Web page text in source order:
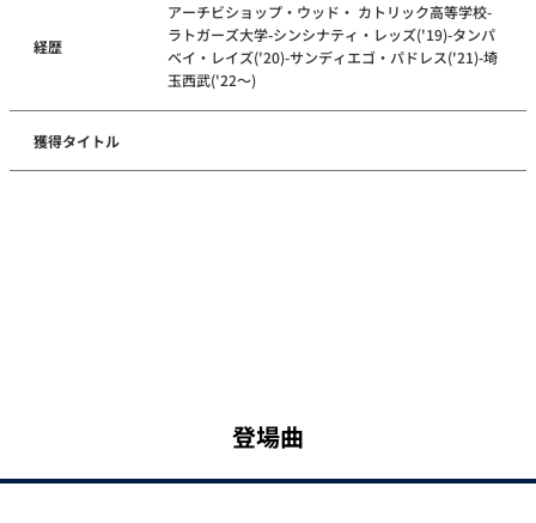
経歴
アーチビショップ・ウッド・ カトリック高等学校-
ラトガーズ大学-シンシナティ・レッズ('19)-タンパ
ベイ・レイズ('20)-サンディエゴ・パドレス('21)-埼
玉西武('22～)
獲得タイトル
登場曲